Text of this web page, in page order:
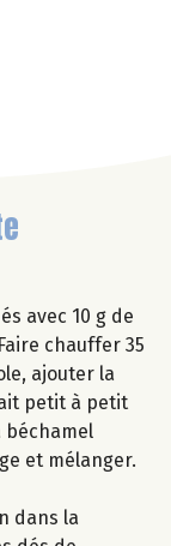
avec 10 g de
chauffer 35
ajouter la
petit à petit
béchamel
et mélanger.
dans la